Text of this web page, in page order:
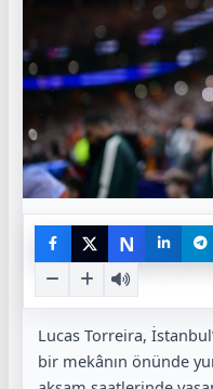
N
Lucas Torreira,
bir mekânın önünde